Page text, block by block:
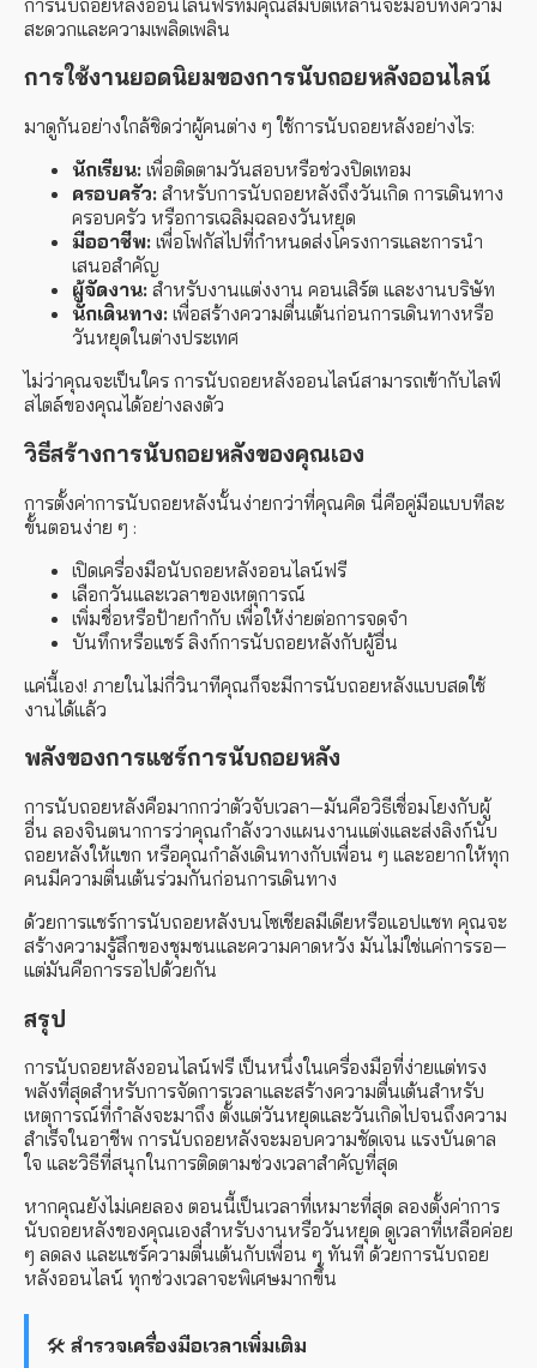
สะดวกและความเพลิดเพลิน
การใช้งานยอดนิยมของการนับถอยหลังออนไลน์
มาดูกันอย่างใกล้ชิดว่าผู้คนต่าง ๆ ใช้การนับถอยหลังอย่างไร:
นักเรียน: เพื่อติดตามวันสอบหรือช่วงปิดเทอม
ครอบครัว: สำหรับการนับถอยหลังถึงวันเกิด การเดินทาง
ครอบครัว หรือการเฉลิมฉลองวันหยุด
มืออาชีพ: เพื่อโฟกัสไปที่กำหนดส่งโครงการและการนำ
เสนอสำคัญ
ผู้จัดงาน: สำหรับงานแต่งงาน คอนเสิร์ต และงานบริษัท
นักเดินทาง: เพื่อสร้างความตื่นเต้นก่อนการเดินทางหรือ
วันหยุดในต่างประเทศ
ไม่ว่าคุณจะเป็นใคร การนับถอยหลังออนไลน์สามารถเข้ากับไลฟ์
สไตล์ของคุณได้อย่างลงตัว
วิธีสร้างการนับถอยหลังของคุณเอง
การตั้งค่าการนับถอยหลังนั้นง่ายกว่าที่คุณคิด นี่คือคู่มือแบบทีละ
ขั้นตอนง่าย ๆ :
เปิดเครื่องมือนับถอยหลังออนไลน์ฟรี
เลือกวันและเวลาของเหตุการณ์
เพิ่มชื่อหรือป้ายกำกับ เพื่อให้ง่ายต่อการจดจำ
บันทึกหรือแชร์ลิงก์การนับถอยหลังกับผู้อื่น
แค่นี้เอง! ภายในไม่กี่วินาทีคุณก็จะมีการนับถอยหลังแบบสดใช้
งานได้แล้ว
พลังของการแชร์การนับถอยหลัง
การนับถอยหลังคือมากกว่าตัวจับเวลา—มันคือวิธีเชื่อมโยงกับผู้
อื่น ลองจินตนาการว่าคุณกำลังวางแผนงานแต่งและส่งลิงก์นับ
ถอยหลังให้แขก หรือคุณกำลังเดินทางกับเพื่อน ๆ และอยากให้ทุก
คนมีความตื่นเต้นร่วมกันก่อนการเดินทาง
ด้วยการแชร์การนับถอยหลังบนโซเชียลมีเดียหรือแอปแชท คุณจะ
สร้างความรู้สึกของชุมชนและความคาดหวัง มันไม่ใช่แค่การรอ—
แต่มันคือการรอไปด้วยกัน
สรุป
การนับถอยหลังออนไลน์ฟรี เป็นหนึ่งในเครื่องมือที่ง่ายแต่ทรง
พลังที่สุดสำหรับการจัดการเวลาและสร้างความตื่นเต้นสำหรับ
เหตุการณ์ที่กำลังจะมาถึง ตั้งแต่วันหยุดและวันเกิดไปจนถึงความ
สำเร็จในอาชีพ การนับถอยหลังจะมอบความชัดเจน แรงบันดาล
ใจ และวิธีที่สนุกในการติดตามช่วงเวลาสำคัญที่สุด
หากคุณยังไม่เคยลอง ตอนนี้เป็นเวลาที่เหมาะที่สุด ลองตั้งค่าการ
นับถอยหลังของคุณเองสำหรับงานหรือวันหยุด ดูเวลาที่เหลือค่อย
ๆ ลดลง และแชร์ความตื่นเต้นกับเพื่อน ๆ ทันที ด้วยการนับถอย
หลังออนไลน์ ทุกช่วงเวลาจะพิเศษมากขึ้น
🛠️ สำรวจเครื่องมือเวลาเพิ่มเติม